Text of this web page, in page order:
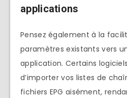
applications
Pensez également à la
paramètres existants vers
application. Certains
d’importer vos listes de
fichiers EPG aisément,